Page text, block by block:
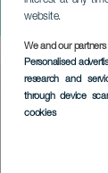
website.
We and our
Personalised
research and
through device
cookies
Live
Imagen
Listado